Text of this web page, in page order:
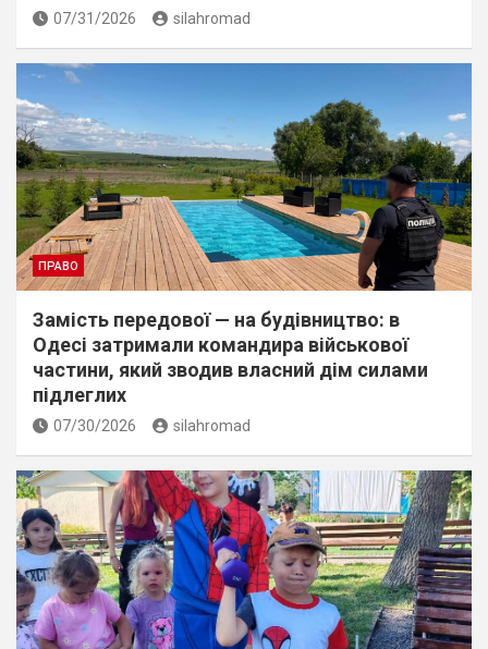
07/31/2026 silahromad
ПРАВО
Замість передової — на будівництво: в
Одесі затримали командира військової
частини, який зводив власний дім силами
підлеглих
07/30/2026 silahromad